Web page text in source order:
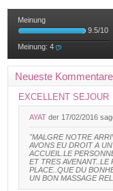
Meinung
9.5/10
Meinung: 4
Neueste Kommentare
EXCELLENT SEJOUR
AYAT der 17/02/2016
"MALGRE NOTRE
AVONS EU DROIT A
ACCUEIL.LE
ET TRES AVENANT..LE
PLACE..QUE DU
UN BON MASSAGE